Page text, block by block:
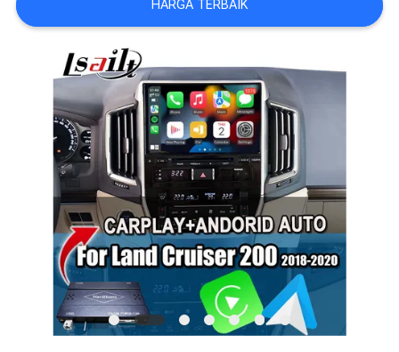
SITEMAP
PRIVACY
POLICY
HARGA TERBAIK